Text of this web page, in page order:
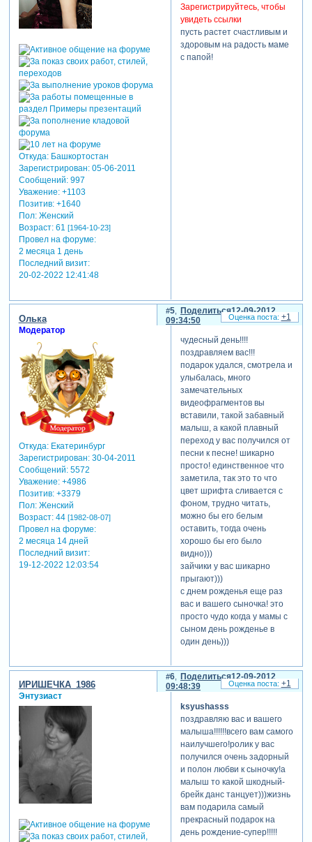
Откуда:Башкортостан
Зарегистрирован: 05-06-2011
Сообщений:997
Уважение: +1103
Позитив: +1640
Пол:Женский
Возраст:61 [1964-10-23]
Провел на форуме:
2 месяца 1 день
Последний визит:
20-02-2022 12:41:48
Зарегистрируйтесь, чтобы
увидеть ссылки
пусть растет счастливым и
здоровым на радость маме
с папой!
Поделиться
5
12-09-2012
09:34:50
Олька
Модератор
Откуда:Екатеринбург
Зарегистрирован: 30-04-2011
Сообщений:5572
Уважение: +4986
Позитив: +3379
Пол:Женский
Возраст:44 [1982-08-07]
Провел на форуме:
2 месяца 14 дней
Последний визит:
19-12-2022 12:03:54
чудесный день!!!!
поздравляем вас!!!
подарок удался, смотрела и
улыбалась, много
замечательных
видеофрагментов вы
вставили, такой забавный
малыш, а какой плавный
переход у вас получился от
песни к песне! шикарно
просто! единственное что
заметила, так это то что
цвет шрифта сливается с
фоном, трудно читать,
можно бы его белым
оставить, тогда очень
хорошо бы его было
видно)))
зайчики у вас шикарно
прыгают)))
с днем рожденья еще раз
вас и вашего сыночка! это
просто чудо когда у мамы с
сыном день рожденье в
один день)))
+1
Поделиться
6
12-09-2012
09:48:39
ИРИШЕЧКА_1986
Энтузиаст
ksyushasss
поздравляю вас и вашего
малыша!!!!!!всего вам самого
наилучшего!ролик у вас
получился очень задорный
и полон любви к сыночку!а
малыш то какой шкодный-
брейк данс танцует)))жизнь
вам подарила самый
прекрасный подарок на
день рождение-супер!!!!!
+1